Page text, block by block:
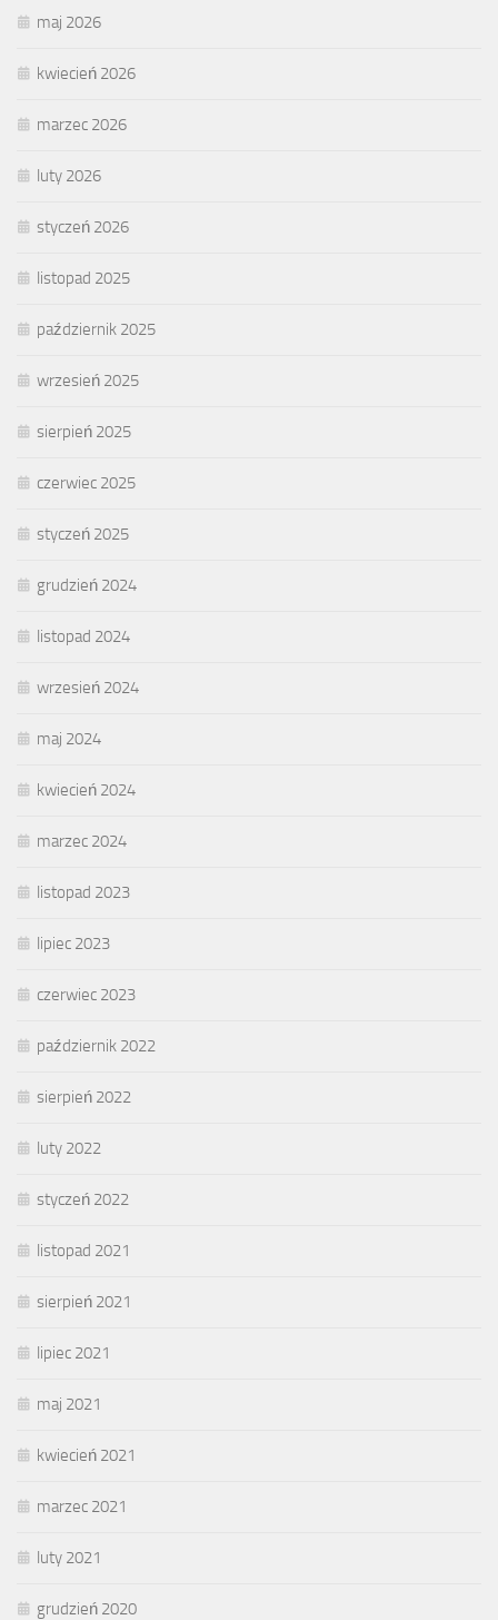
maj 2026
kwiecień 2026
marzec 2026
luty 2026
styczeń 2026
listopad 2025
październik 2025
wrzesień 2025
sierpień 2025
czerwiec 2025
styczeń 2025
grudzień 2024
listopad 2024
wrzesień 2024
maj 2024
kwiecień 2024
marzec 2024
listopad 2023
lipiec 2023
czerwiec 2023
październik 2022
sierpień 2022
luty 2022
styczeń 2022
listopad 2021
sierpień 2021
lipiec 2021
maj 2021
kwiecień 2021
marzec 2021
luty 2021
grudzień 2020